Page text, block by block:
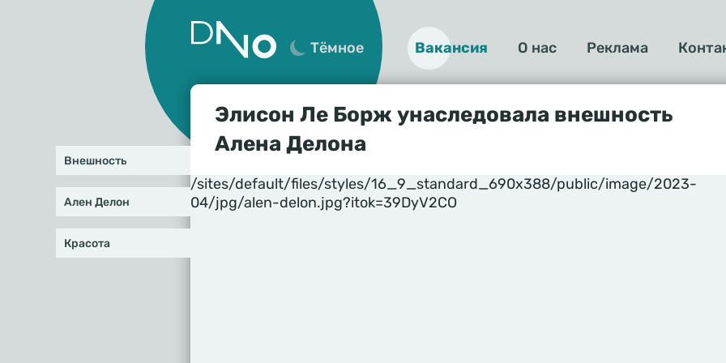
Тёмное
О
нас
Вакансия О нас Реклама
Элисон Ле Борж унаследовала внешность
Алена Делона
/sites/default/files/styles/16_9_standard_690x388/public/image/2023-
04/jpg/alen-delon.jpg?itok=39DyV2CO
Внешность
Ален Делон
Красота